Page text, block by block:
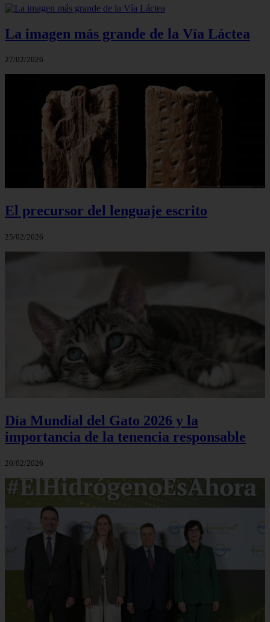
La imagen más grande de la Vía Láctea
27/02/2026
El precursor del lenguaje escrito
25/02/2026
Día Mundial del Gato 2026 y la
importancia de la tenencia responsable
20/02/2026